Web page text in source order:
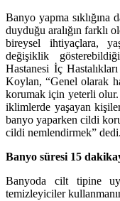
Banyo yapma sıklığına
duyduğu aralığın farklı
bireysel ihtiyaçlara,
değişiklik
Hastanesi İç
Koylan, “Genel olarak
korumak için yeterli
iklimlerde yaşayan
banyo yaparken cildi
cildi nemlendirmek” dedi.
Banyo süresi 15
Banyoda cilt tipine
temizleyiciler